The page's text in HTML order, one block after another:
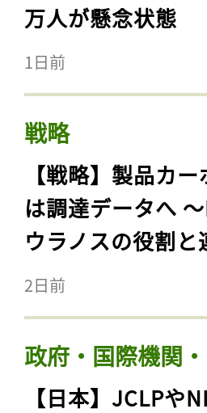
万人が懸念状態
1日前
戦略
【戦略】製品カ
は調達データへ
ウラノスの役割と
2日前
政府・国際機関
【日本】JCLPや